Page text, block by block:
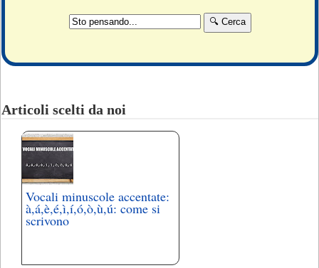
Articoli scelti da noi
Vocali minuscole accentate:
à,á,è,é,ì,í,ó,ò,ù,ú: come si
scrivono